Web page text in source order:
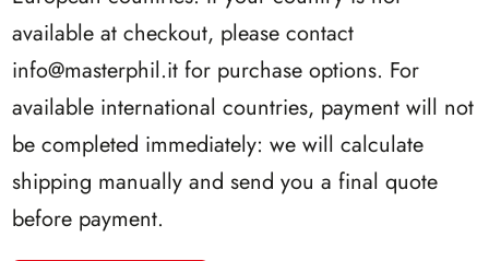
PRESIDENZA CIAMPI 1999/2006
available at checkout, please contact
info@masterphil.it for purchase options. For
available international countries, payment will not
be completed immediately: we will calculate
shipping manually and send you a final quote
before payment.